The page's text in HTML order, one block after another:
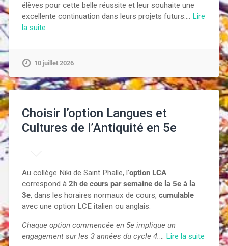
élèves pour cette belle réussite et leur souhaite une
excellente continuation dans leurs projets futurs.… Lire
la suite
10 juillet 2026
Choisir l’option Langues et
Cultures de l’Antiquité en 5e
Au collège Niki de Saint Phalle, l’option LCA
correspond à 2h de cours par semaine de la 5e à la
3e, dans les horaires normaux de cours, cumulable
avec une option LCE italien ou anglais.
Chaque option commencée en 5e implique un
engagement sur les 3 années du cycle 4.… Lire la suite